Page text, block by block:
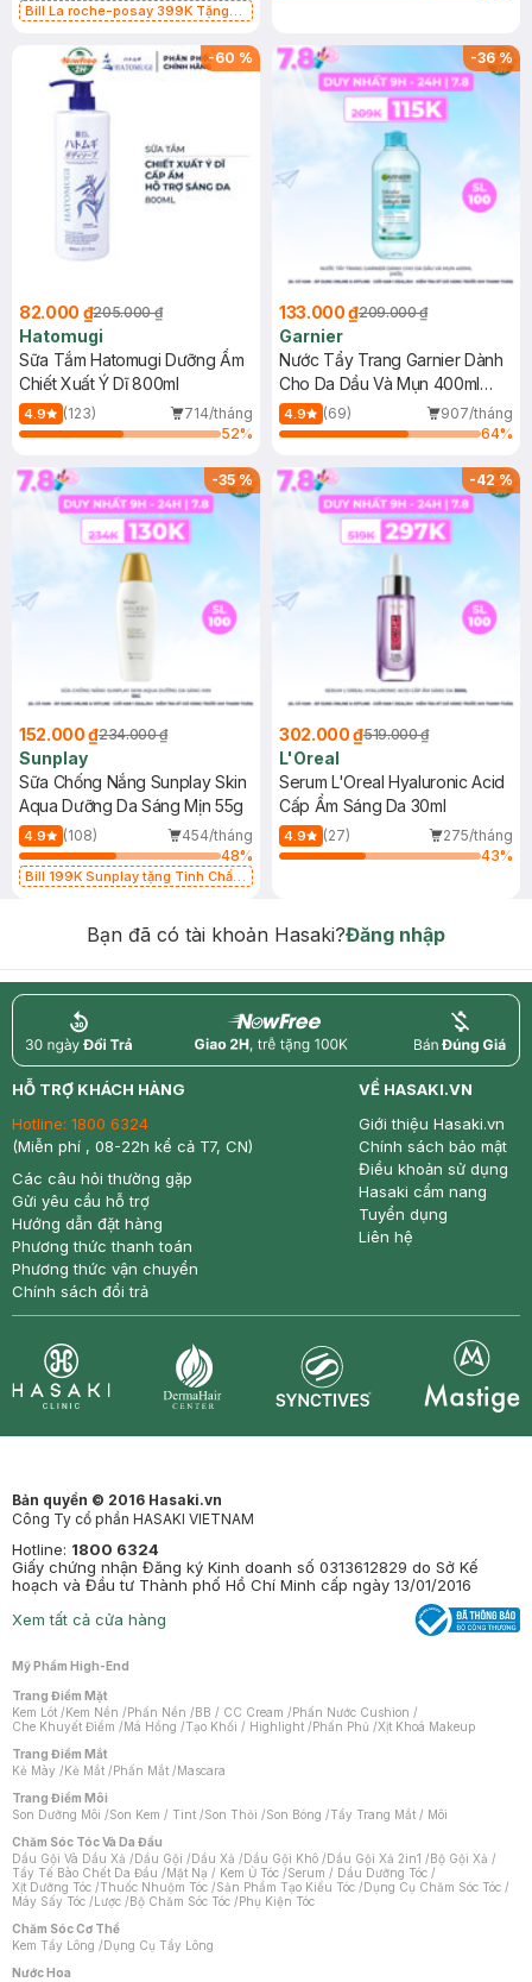
Bill La roche-posay 399K Tặng
(SL có hạn)
-60 %
82.000 ₫205.000 ₫
Hatomugi
Sữa Tắm Hatomugi Dưỡng Ẩm
Chiết Xuất Ý Dĩ 800ml
4.9 (123)
714/tháng
52%
-36%
133.000 ₫209.000 ₫
Garnier
Nước Tẩy Trang Garnier Dành
Cho Da Dầu Và Mụn 400ml
(Mới)
4.9 (69)
907/tháng
64%
-35%
152.000 ₫234.000 ₫
Sunplay
Sữa Chống Nắng Sunplay Skin
Aqua Dưỡng Da Sáng Mịn 55g
4.9 (108)
454/tháng
48%
Bill 199K Sunplay tặng Tinh Chất
-42%
302.000 ₫519.000 ₫
L'Oreal
Serum L'Oreal Hyaluronic Acid
Cấp Ẩm Sáng Da 30ml
4.9 (27)
275/tháng
43%
Bạn đã có tài khoản Hasaki?Đăng nhập
return nowfree price
HỖ TRỢ KHÁCH HÀNG
Hotline: 1800 6324
(Miễn phí , 08-22h kể cả T7, CN)
Các câu hỏi thường gặp
Gửi yêu cầu hỗ trợ
Hướng dẫn đặt hàng
Phương thức thanh toán
Phương thức vận chuyển
Chính sách đổi trả
VỀ HASAKI.VN
Giới thiệu Hasaki.vn
Chính sách bảo mật
Điều khoản sử dụng
Hasaki cẩm nang
Tuyển dụng
Liên hệ
Bản quyền © 2016 Hasaki.vn
Công Ty cổ phần HASAKI VIETNAM
Hotline: 1800 6324
Giấy chứng nhận Đăng ký Kinh doanh số 0313612829 do Sở Kế
hoạch và Đầu tư Thành phố Hồ Chí Minh cấp ngày 13/01/2016
Xem tất cả cửa hàng
Mỹ Phẩm High-End
Trang Điểm Mặt
Kem Lót /Kem Nền /Phấn Nền /BB / CC Cream /Phấn Nước Cushion /
Che Khuyết Điểm /Má Hồng /Tạo Khối / Highlight /Phấn Phủ /Xịt Khoá Makeup
Trang Điểm Mắt
Kẻ Mày /Kẻ Mắt /Phấn Mắt /Mascara
Trang Điểm Môi
Son Dưỡng Môi /Son Kem / Tint /Son Thỏi /Son Bóng /Tẩy Trang Mắt / Môi
Chăm Sóc Tóc Và Da Đầu
Dầu Gội Và Dầu Xả /Dầu Gội /Dầu Xả /Dầu Gội Khô /Dầu Gội Xả 2in1 /Bộ Gội Xả /
Tẩy Tế Bào Chết Da Đầu /Mặt Nạ / Kem Ủ Tóc /Serum / Dầu Dưỡng Tóc /
Xịt Dưỡng Tóc /Thuốc Nhuộm Tóc /Sản Phẩm Tạo Kiểu Tóc /Dụng Cụ Chăm Sóc Tóc /
Máy Sấy Tóc /Lược /Bộ Chăm Sóc Tóc /Phụ Kiện Tóc
Chăm Sóc Cơ Thể
Kem Tẩy Lông /Dụng Cụ Tẩy Lông
Nước Hoa